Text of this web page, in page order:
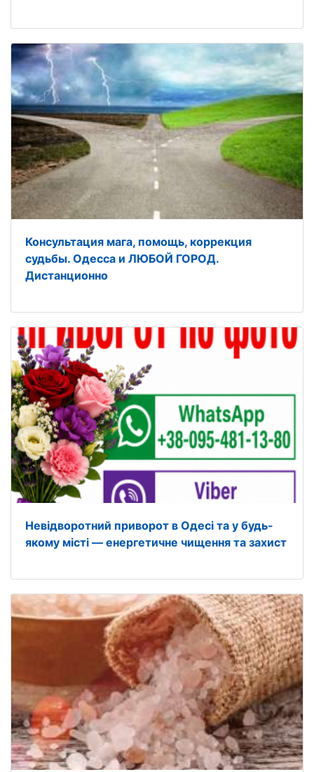
Консультация мага, помощь, коррекция
судьбы. Одесса и ЛЮБОЙ ГОРОД.
Дистанционно
Невідворотний приворот в Одесі та у будь-
якому місті — енергетичне чищення та захист